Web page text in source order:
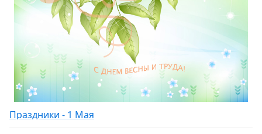
Праздники - 1 Мая